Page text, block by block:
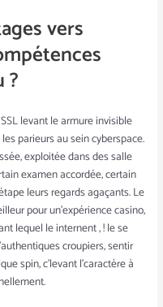
vers
?
levant le armure invisible
parieurs au sein cyberspace.
exploitée dans des salle
examen accordée, certain
leurs regards agaçants. Le
pour un’expérience casino,
lequel le internent , ! le se
croupiers, sentir
spin, c’levant l’caractère à